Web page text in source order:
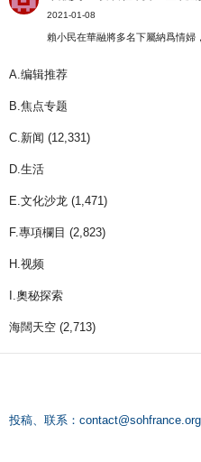
2021-01-08
賴小民在華融將多名下屬納爲情婦
A.编辑推荐
B.焦点专题
C.新闻 (12,331)
D.生活
E.文化沙龙 (1,471)
F.專項欄目 (2,823)
H.视频
I.奧秘探索
海闊天空 (2,713)
投稿、联系： contact@sohfrance.org